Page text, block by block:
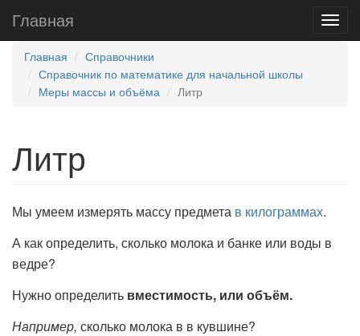
Главная
Главная
Справочники
Справочник по математике для начальной школы
Меры массы и объёма
Литр
Литр
Мы умеем измерять массу предмета в килограммах.
А как определить, сколько молока и банке или воды в
ведре?
Нужно определить вместимость, или объём.
Например, сколько молока в в кувшине?